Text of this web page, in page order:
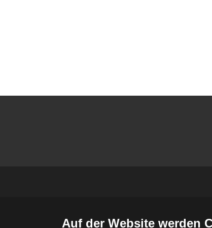
Auf der Website werden